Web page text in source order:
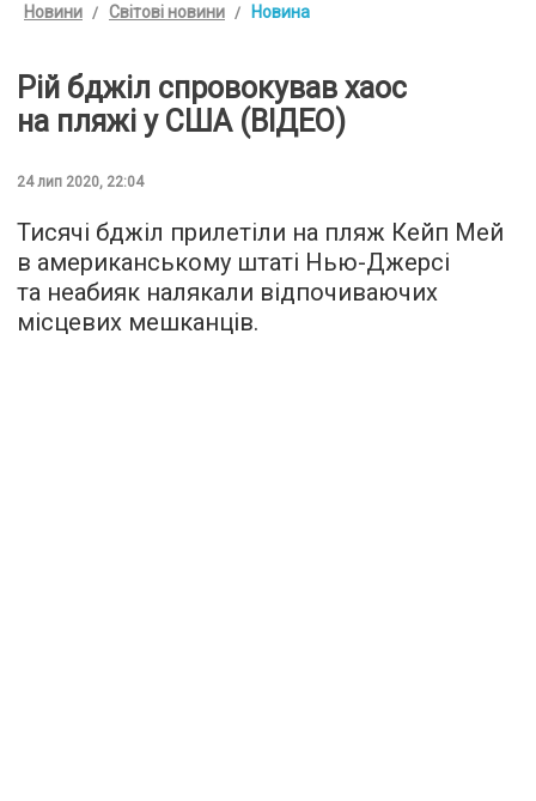
Новини Світові новини Новина
Рій бджіл спровокував хаос
на пляжі у США (ВІДЕО)
24 лип 2020, 22:04
Тисячі бджіл прилетіли на пляж Кейп Мей
в американському штаті Нью-Джерсі
та неабияк налякали відпочиваючих
місцевих мешканців.